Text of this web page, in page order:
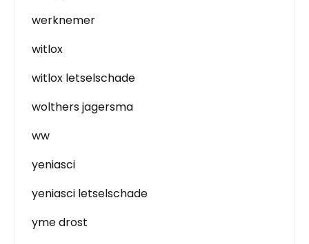
werknemer
witlox
witlox letselschade
wolthers jagersma
ww
yeniasci
yeniasci letselschade
yme drost